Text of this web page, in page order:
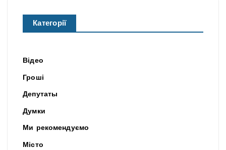
Категорії
Відео
Гроші
Депутаты
Думки
Ми рекомендуємо
Місто